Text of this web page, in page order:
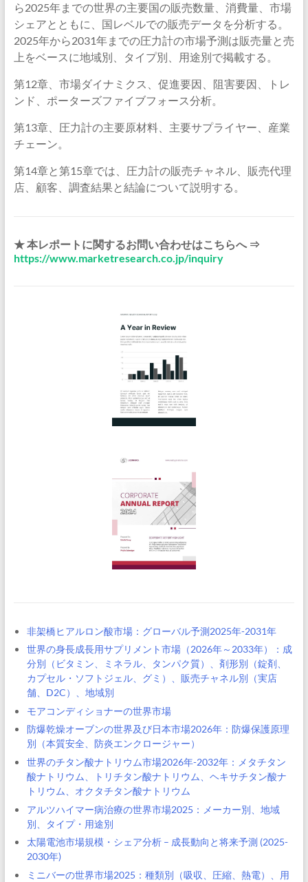
ら2025年までの世界の主要国の販売数量、消費量、市場
シェアとともに、国レベルでの販売データを分析する。
2025年から2031年までの圧力計の市場予測は販売量と売
上をベースに地域別、タイプ別、用途別で掲載する。
第12章、市場ダイナミクス、促進要因、阻害要因、トレ
ンド、ポーターズファイブフォース分析。
第13章、圧力計の主要原材料、主要サプライヤー、産業
チェーン。
第14章と第15章では、圧力計の販売チャネル、販売代理
店、顧客、調査結果と結論について説明する。
★ 本レポートに関するお問い合わせはこちらへ ⇒
https://www.marketresearch.co.jp/inquiry
非架橋ヒアルロン酸市場：グローバル予測2025年-2031年
世界の身長成長用サプリメント市場（2026年～2033年）：成
分別（ビタミン、ミネラル、タンパク質）、剤形別（錠剤、
カプセル・ソフトジェル、グミ）、販売チャネル別（実店
舗、D2C）、地域別
モアコンディショナーの世界市場
防爆乾燥オーブンの世界及び日本市場2026年：防爆保護原理
別（本質安全、防炎エンクロージャー）
世界のチタン酸ナトリウム市場2026年-2032年：メタチタン
酸ナトリウム、トリチタン酸ナトリウム、ヘキサチタン酸ナ
トリウム、オクタチタン酸ナトリウム
アルツハイマー病治療の世界市場2025：メーカー別、地域
別、タイプ・用途別
太陽電池市場規模・シェア分析 – 成長動向と将来予測 (2025-
2030年)
ミニバーの世界市場2025：種類別（吸収、圧縮、熱電）、用